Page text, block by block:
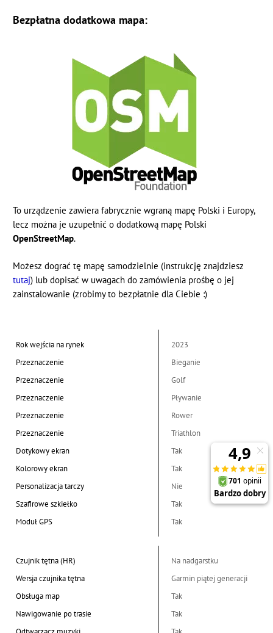
Bezpłatna dodatkowa mapa:
To urządzenie zawiera fabrycznie wgraną mapę Polski i Europy,
lecz można je uzupełnić o dodatkową mapę Polski
OpenStreetMap.
Możesz dograć tę mapę samodzielnie (instrukcję znajdziesz
tutaj) lub dopisać w uwagach do zamówienia prośbę o jej
zainstalowanie (zrobimy to bezpłatnie dla Ciebie :)
Rok wejścia na rynek
2023
Przeznaczenie
Bieganie
Przeznaczenie
Golf
Przeznaczenie
Pływanie
Przeznaczenie
Rower
Przeznaczenie
Triathlon
Dotykowy ekran
Tak
Kolorowy ekran
Tak
Personalizacja tarczy
Nie
Szafirowe szkiełko
Tak
Moduł GPS
Tak
Czujnik tętna (HR)
Na nadgarstku
Wersja czujnika tętna
Garmin piątej generacji
Obsługa map
Tak
Nawigowanie po trasie
Tak